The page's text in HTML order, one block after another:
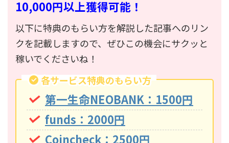
10,000円以上獲得可能！
以下に特典のもらい方を解説した記事へのリン
クを記載しますので、ぜひこの機会にサクッと
稼いでくださいね！
各サービス特典のもらい方
第一生命NEOBANK：1500円
funds：2000円
Coincheck：2500円